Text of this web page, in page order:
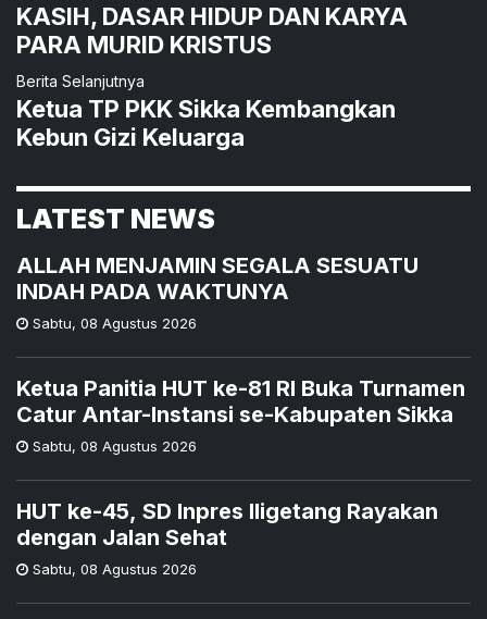
KASIH, DASAR HIDUP DAN KARYA
PARA MURID KRISTUS
Berita Selanjutnya
Ketua TP PKK Sikka Kembangkan
Kebun Gizi Keluarga
LATEST NEWS
ALLAH MENJAMIN SEGALA SESUATU
INDAH PADA WAKTUNYA
Sabtu, 08 Agustus 2026
Ketua Panitia HUT ke-81 RI Buka Turnamen
Catur Antar-Instansi se-Kabupaten Sikka
Sabtu, 08 Agustus 2026
HUT ke-45, SD Inpres Iligetang Rayakan
dengan Jalan Sehat
Sabtu, 08 Agustus 2026